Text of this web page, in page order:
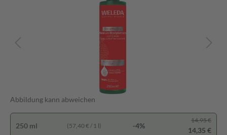
Abbildung kann abweichen
250 ml (57,40 € / 1 l) -4%
14,95 €
14,35 €